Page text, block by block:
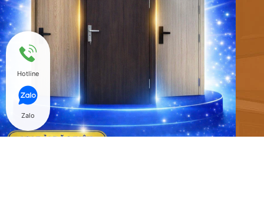
Hotline
Zalo